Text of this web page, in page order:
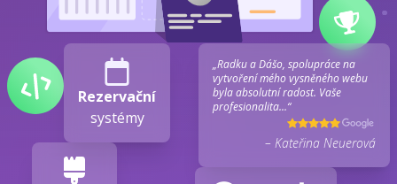
Rezervační
systémy
„Radku a Dášo, spolupráce na
vytvoření mého vysněného webu
byla absolutní radost. Vaše
profesionalita...“
– Kateřina Neuerová